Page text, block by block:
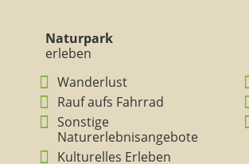
Naturpark
erleben
Wanderlust
Rauf aufs Fahrrad
Sonstige
Naturerlebnisangebote
Kulturelles Erleben